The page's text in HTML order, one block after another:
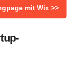
mit Wix >>